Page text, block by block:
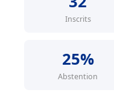
Inscrits
25%
Abstention